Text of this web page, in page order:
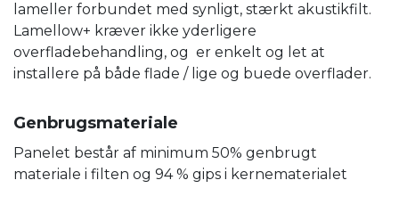
lameller forbundet med synligt, stærkt akustikfilt.
Lamellow+ kræver ikke yderligere
overfladebehandling, og er enkelt og let at
installere på både flade / lige og buede overflader.
Genbrugsmateriale
Panelet består af minimum 50% genbrugt
materiale i filten og 94 % gips i kernematerialet